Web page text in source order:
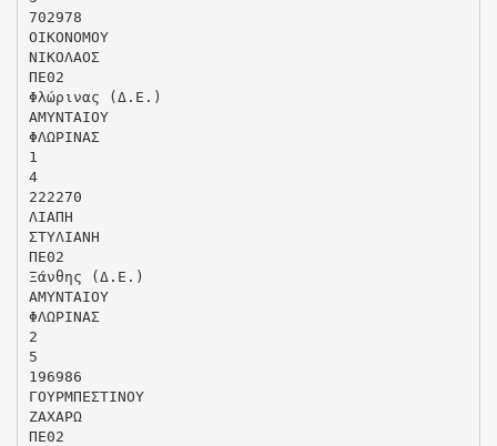
702978
ΟΙΚΟΝΟΜΟΥ
ΝΙΚΟΛΑΟΣ
ΠΕ02
Φλώρινας (Δ.Ε.)
ΑΜΥΝΤΑΙΟΥ
ΦΛΩΡΙΝΑΣ
1
4
222270
ΛΙΑΠΗ
ΣΤΥΛΙΑΝΗ
ΠΕ02
Ξάνθης (Δ.Ε.)
ΑΜΥΝΤΑΙΟΥ
ΦΛΩΡΙΝΑΣ
2
5
196986
ΓΟΥΡΜΠΕΣΤΙΝΟΥ
ΖΑΧΑΡΩ
ΠΕ02